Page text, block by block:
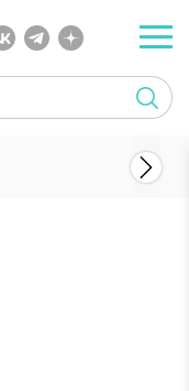
Надельсон Дмитрий